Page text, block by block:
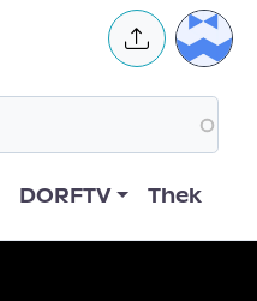
User
DORFTV Thek